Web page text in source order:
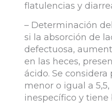
flatulencias y
– Determinación
si la absorción de
defectuosa,
en las heces,
ácido. Se
menor o igual a 5,5,
inespecífico y tiene